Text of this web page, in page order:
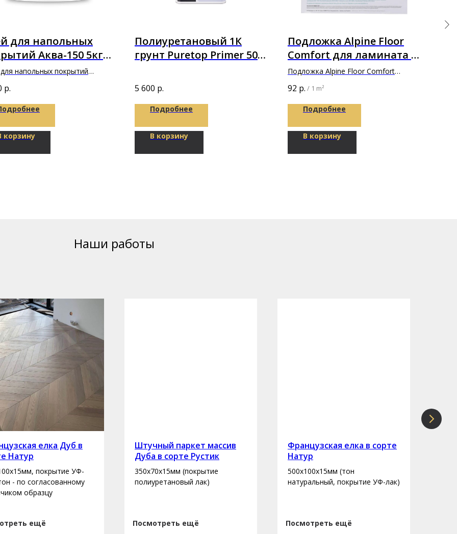
для напольных
Аква-150 5кг
напольных покрытий
р.
корзину
Полиуретановый 1К
грунт Puretop Primer 50
5 600 р.
Подробнее
В корзину
Подложка Alpine Floor
Comfort для ламината в
толщине 3мм
Подложка Alpine Floor Comfort
92 р. / 1 m²
Подробнее
В корзину
Наши работы
елка Дуб в
Натур
покрытие УФ-
- по согласованному
образцу
ещё
Штучный паркет массив
Дуба в сорте Рустик
350х70х15мм (покрытие
полиуретановый лак)
Посмотреть ещё
Французская елка в сорте
Натур
500х100х15мм (тон
натуральный, покрытие УФ-лак)
Посмотреть ещё